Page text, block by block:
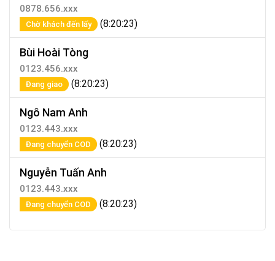
0878.656.xxx
Chờ khách đến lấy (8:20:23)
Bùi Hoài Tòng
0123.456.xxx
Đang giao (8:20:23)
Ngô Nam Anh
0123.443.xxx
Đang chuyển COD (8:20:23)
Nguyễn Tuấn Anh
0123.443.xxx
Đang chuyển COD (8:20:23)